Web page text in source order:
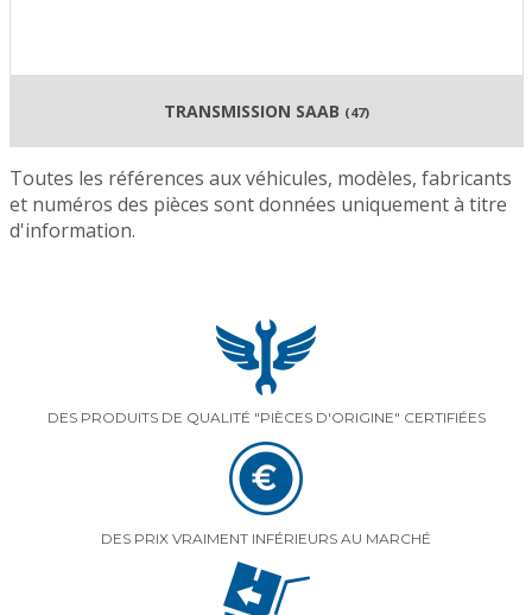
TRANSMISSION SAAB (47)
Toutes les références aux véhicules, modèles, fabricants
et numéros des pièces sont données uniquement à titre
d'information.
DES PRODUITS DE QUALITÉ "PIÈCES D'ORIGINE" CERTIFIÉES
DES PRIX VRAIMENT INFÉRIEURS AU MARCHÉ